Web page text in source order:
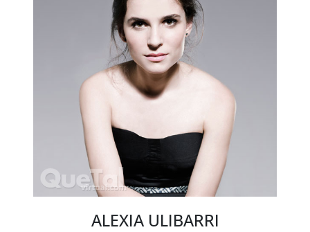
ALEXIA ULIBARRI